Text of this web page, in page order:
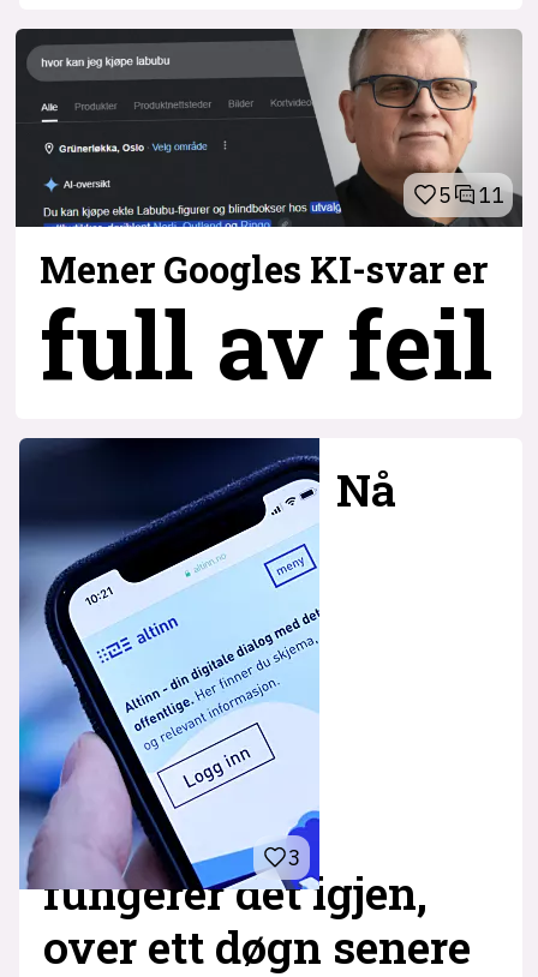
5 11
Mener Googles KI-svar er
full av feil
3
Nå
fungerer det igjen,
over ett døgn senere